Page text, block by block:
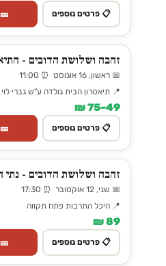
📋 פרטים נוספים
זהבה ושלושת הדובים -
📅 ראשון, 16 אוגוסט ⏰ 11:00
📍 תיאטרון הבית גולדה ע"ש גברי לוי
49–75 ₪
📋 פרטים נוספים
זהבה ושלושת הדובים - נתי
📅 שני, 12 אוקטובר ⏰ 17:30
📍 היכל התרבות פתח תקווה
89 ₪
📋 פרטים נוספים